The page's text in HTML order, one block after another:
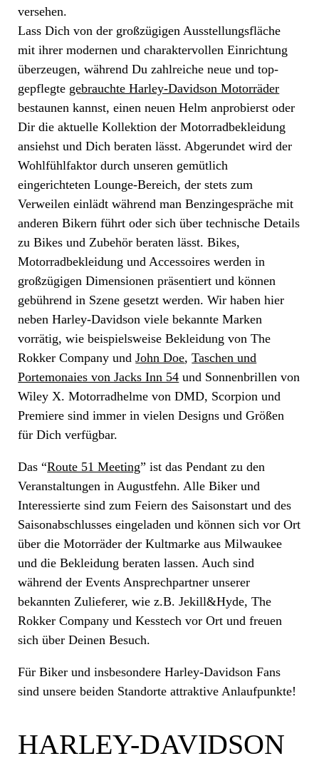
versehen.
Lass Dich von der großzügigen Ausstellungsfläche
mit ihrer modernen und charaktervollen Einrichtung
überzeugen, während Du zahlreiche neue und top-
gepflegte gebrauchte Harley-Davidson Motorräder
bestaunen kannst, einen neuen Helm anprobierst oder
Dir die aktuelle Kollektion der Motorradbekleidung
ansiehst und Dich beraten lässt. Abgerundet wird der
Wohlfühlfaktor durch unseren gemütlich
eingerichteten Lounge-Bereich, der stets zum
Verweilen einlädt während man Benzingespräche mit
anderen Bikern führt oder sich über technische Details
zu Bikes und Zubehör beraten lässt. Bikes,
Motorradbekleidung und Accessoires werden in
großzügigen Dimensionen präsentiert und können
gebührend in Szene gesetzt werden. Wir haben hier
neben Harley-Davidson viele bekannte Marken
vorrätig, wie beispielsweise Bekleidung von The
Rokker Company undJohn Doe,Taschen und
Portemonaies von Jacks Inn 54 und Sonnenbrillen von
Wiley X. Motorradhelme von DMD, Scorpion und
Premiere sind immer in vielen Designs und Größen
für Dich verfügbar.
Das “Route 51 Meeting” ist das Pendant zu den
Veranstaltungen in Augustfehn. Alle Biker und
Interessierte sind zum Feiern des Saisonstart und des
Saisonabschlusses eingeladen und können sich vor Ort
über die Motorräder der Kultmarke aus Milwaukee
und die Bekleidung beraten lassen. Auch sind
während der Events Ansprechpartner unserer
bekannten Zulieferer, wie z.B. Jekill&Hyde, The
Rokker Company und Kesstech vor Ort und freuen
sich über Deinen Besuch.
Für Biker und insbesondere Harley-Davidson Fans
sind unsere beiden Standorte attraktive Anlaufpunkte!
HARLEY-DAVIDSON